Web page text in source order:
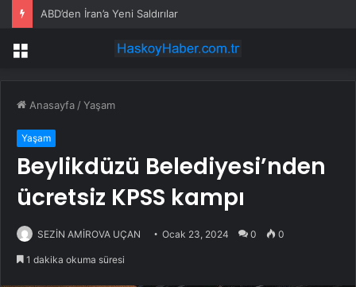
ABD’den İran’a Yeni Saldırılar
Menü
Anasayfa /Yaşam
Yaşam
Beylikdüzü Belediyesi’nden
ücretsiz KPSS kampı
SEZİN AMİROVA UÇAN Ocak 23, 2024 0 0
1 dakika okuma süresi